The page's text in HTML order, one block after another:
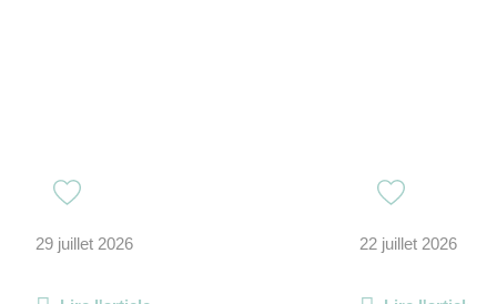
29 juillet 2026 22 juillet 2026